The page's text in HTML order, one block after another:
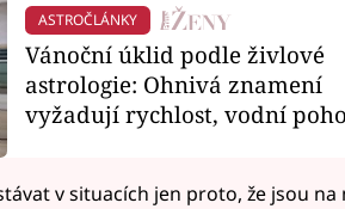
ASTROČLÁNKY
Vánoční úklid podle živlové
astrologie: Ohnivá znamení
vyžadují rychlost, vodní
v situacích jen proto, že jsou na